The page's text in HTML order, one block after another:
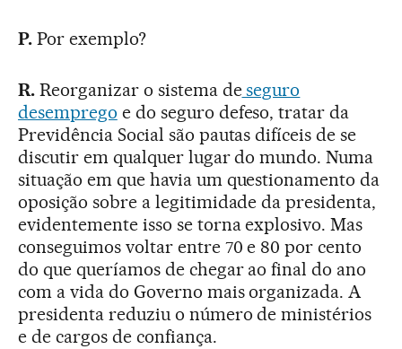
P.Por exemplo?
R.Reorganizar o sistema deseguro
desemprego e do seguro defeso, tratar da
Previdência Social são pautas difíceis de se
discutir em qualquer lugar do mundo. Numa
situação em que havia um questionamento da
oposição sobre a legitimidade da presidenta,
evidentemente isso se torna explosivo. Mas
conseguimos voltar entre 70 e 80 por cento
do que queríamos de chegar ao final do ano
com a vida do Governo mais organizada. A
presidenta reduziu o número de ministérios
e de cargos de confiança.